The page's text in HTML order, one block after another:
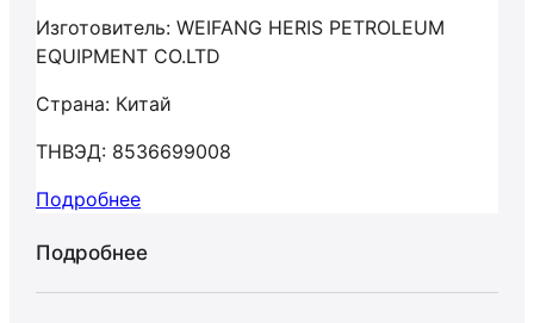
Изготовитель: WEIFANG HERIS PETROLEUM
EQUIPMENT CO.LTD
Страна: Китай
ТНВЭД: 8536699008
Подробнее
Подробнее